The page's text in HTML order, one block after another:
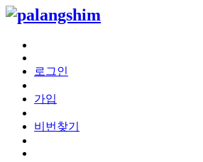
로그인
가입
비번찾기